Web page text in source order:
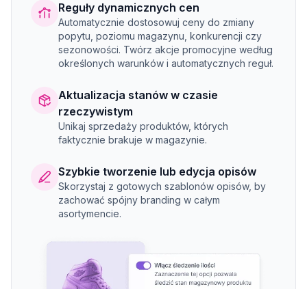
Reguły dynamicznych cen
Automatycznie dostosowuj ceny do zmiany
popytu, poziomu magazynu, konkurencji czy
sezonowości. Twórz akcje promocyjne według
określonych warunków i automatycznych reguł.
Aktualizacja stanów w czasie
rzeczywistym
Unikaj sprzedaży produktów, których
faktycznie brakuje w magazynie.
Szybkie tworzenie lub edycja opisów
Skorzystaj z gotowych szablonów opisów, by
zachować spójny branding w całym
asortymencie.